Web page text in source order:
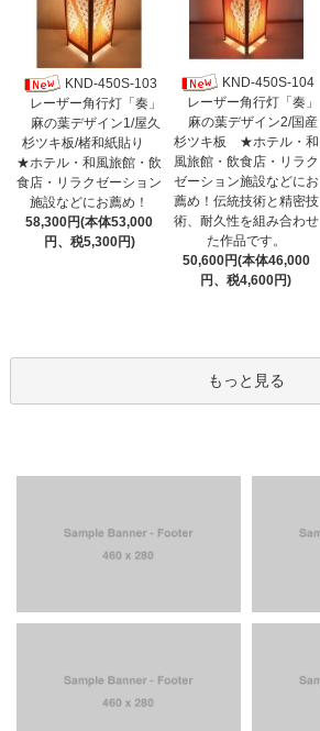
KND-450S-103
レーザー角行灯「奏」
麻の葉デザイン1/屋久
杉ツキ板/楮和紙貼り
★ホテル・和風旅館・飲
食店・リラクゼーション
施設などにお薦め！
58,300円(本体53,000
円、税5,300円)
KND-450S-104
レーザー角行灯「奏」
麻の葉デザイン2/国産
杉ツキ板 ★ホテル・和
風旅館・飲食店・リラク
ゼーション施設などにお
薦め！伝統技術と精密技
術、耐久性を組み合わせ
た作品です。
50,600円(本体46,000
円、税4,600円)
もっと見る